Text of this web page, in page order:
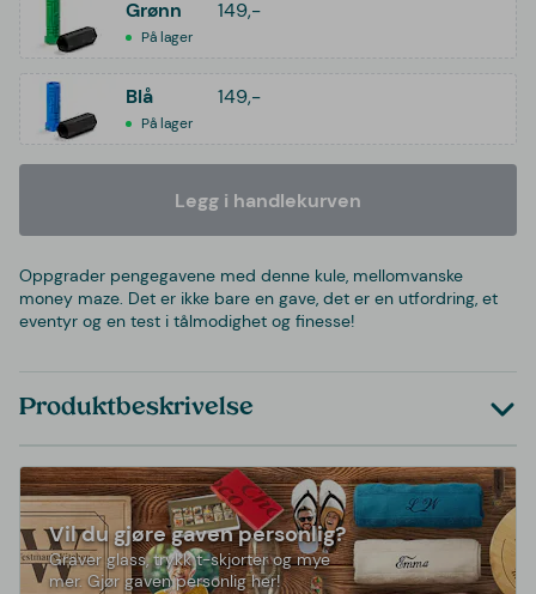
Grønn 149,-
På lager
Blå 149,-
På lager
Legg i handlekurven
Oppgrader pengegavene med denne kule, mellomvanske
money maze. Det er ikke bare en gave, det er en utfordring, et
eventyr og en test i tålmodighet og finesse!
Produktbeskrivelse
Vil du gjøre gaven personlig?
Graver glass, trykk t-skjorter og mye
mer. Gjør gaven personlig her!